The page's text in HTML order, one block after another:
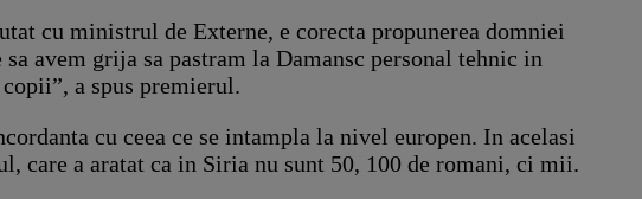
cu ministrul de Externe, e corecta propunerea domniei
avem grija sa pastram la Damansc personal tehnic in
a spus premierul.
cu ceea ce se intampla la nivel europen. In acelasi
care a aratat ca in Siria nu sunt 50, 100 de romani, ci mii.